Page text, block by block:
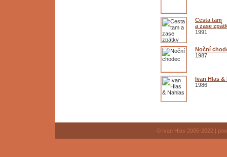
Cesta tam
a zase
1991
Noční
1987
Ivan Hlas &
1986
© Ivan Hlas 2005-2022 |